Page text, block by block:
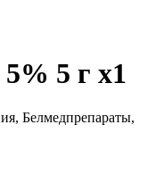
5 г x1
Белмедпрепараты,